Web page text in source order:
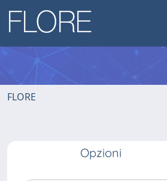
FLORE
Opzioni